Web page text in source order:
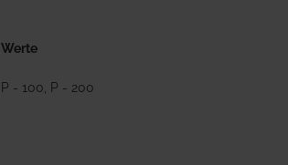
Werte
P - 100, P - 200